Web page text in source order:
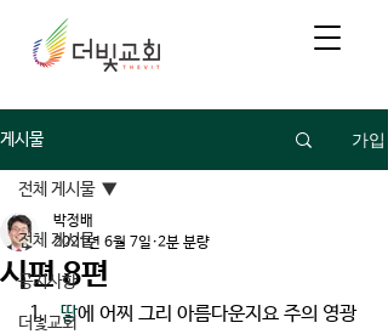
게시물 가입
전체 게시물
공지사항
더빛교회
전체 게시물
시편 8편
박정배
2021년 6월 7일 2분 분량
땅에 어찌 그리 아름다운지요 주의 영광